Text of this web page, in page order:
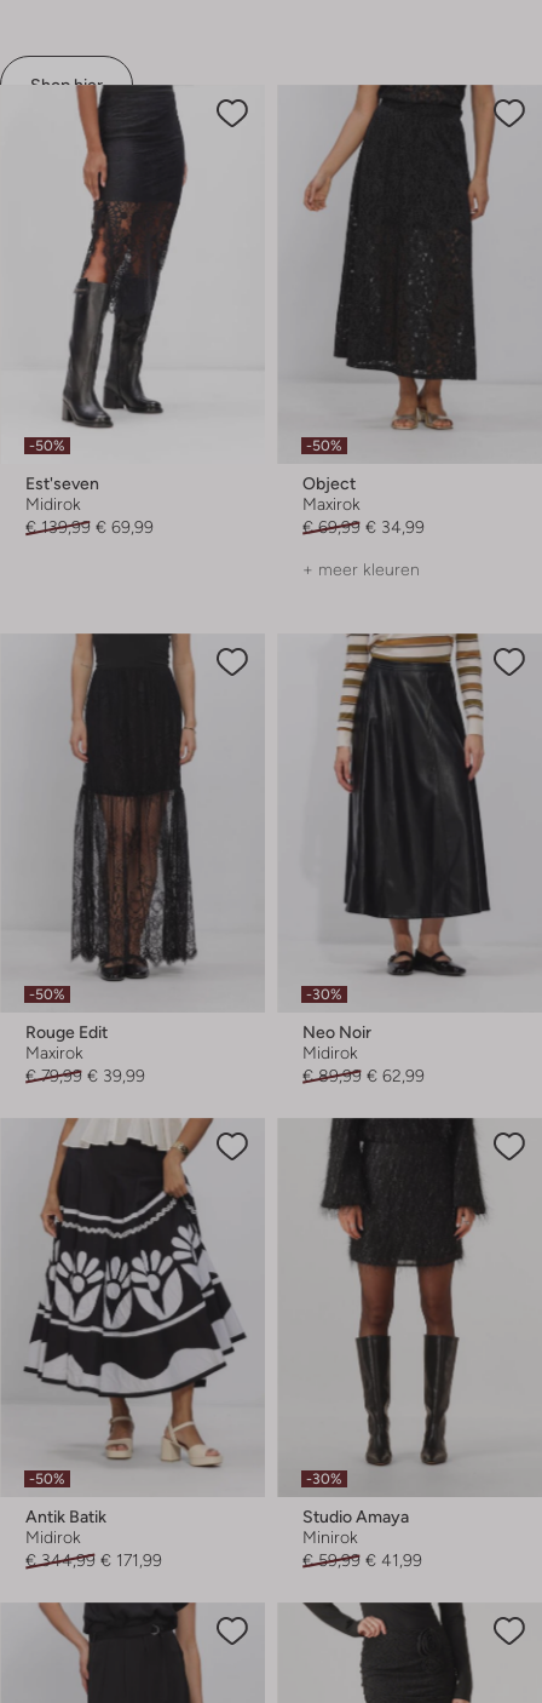
Shop hier
-50%
Est'seven
Midirok
€ 139,99 € 69,99
-50%
Object
Maxirok
€ 69,99 € 34,99
+ meer kleuren
-50%
Rouge Edit
Maxirok
€ 79,99 € 39,99
-30%
Neo Noir
Midirok
€ 89,99 € 62,99
-50%
Antik Batik
Midirok
€ 344,99 € 171,99
-30%
Studio Amaya
Minirok
€ 59,99 € 41,99